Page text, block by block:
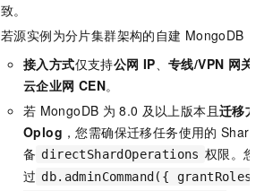
致。
若源实例为分片集群架构的自建 MongoDB：
接入方式仅支持公网 IP、专线/VPN 网关/
云企业网 CEN。
若 MongoDB 为 8.0 及以上版本且迁移方
Oplog ，您需确保迁移任务使用的 Shard
备 directShardOperations 权限。您
过 db.adminCommand({